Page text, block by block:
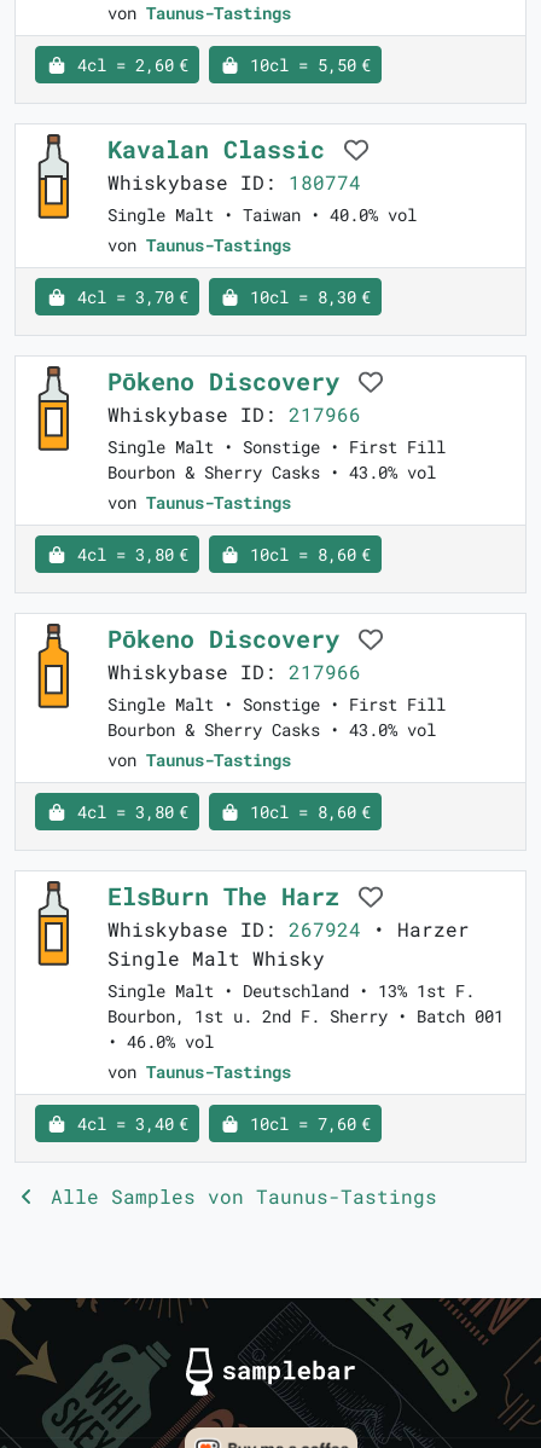
von Taunus-Tastings
4cl = 2,60 € 10cl = 5,50 €
Kavalan Classic
Whiskybase ID: 180774
Single Malt • Taiwan • 40.0% vol
von Taunus-Tastings
4cl = 3,70 € 10cl = 8,30 €
Pōkeno Discovery
Whiskybase ID: 217966
Single Malt • Sonstige • First Fill
Bourbon & Sherry Casks • 43.0% vol
von Taunus-Tastings
4cl = 3,80 € 10cl = 8,60 €
Pōkeno Discovery
Whiskybase ID: 217966
Single Malt • Sonstige • First Fill
Bourbon & Sherry Casks • 43.0% vol
von Taunus-Tastings
4cl = 3,80 € 10cl = 8,60 €
ElsBurn The Harz
Whiskybase ID: 267924 • Harzer
Single Malt Whisky
Single Malt • Deutschland • 13% 1st F.
Bourbon, 1st u. 2nd F. Sherry • Batch 001
• 46.0% vol
von Taunus-Tastings
4cl = 3,40 € 10cl = 7,60 €
Alle Samples von Taunus-Tastings